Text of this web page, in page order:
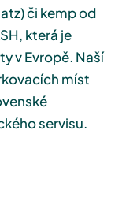
Přihlásit se
či kemp od
která je
v Evropě. Naší
míst
servisu.